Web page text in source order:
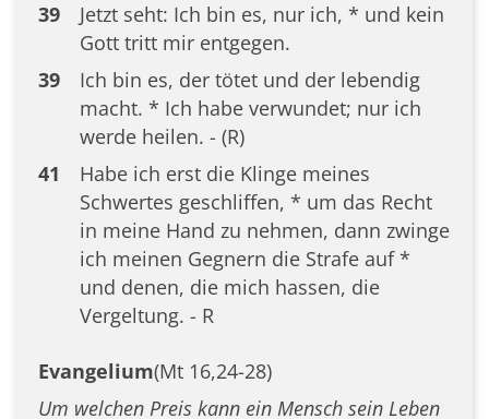
39
Jetzt seht: Ich bin es, nur ich, * und kein
Gott tritt mir entgegen.
39
Ich bin es, der tötet und der lebendig
macht. * Ich habe verwundet; nur ich
werde heilen. - (R)
41
Habe ich erst die Klinge meines
Schwertes geschliffen, * um das Recht
in meine Hand zu nehmen, dann zwinge
ich meinen Gegnern die Strafe auf *
und denen, die mich hassen, die
Vergeltung. - R
Evangelium(Mt 16,24-28)
Um welchen Preis kann ein Mensch sein Leben